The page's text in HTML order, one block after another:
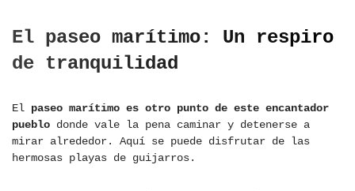
El paseo marítimo: Un respiro
de tranquilidad
El paseo marítimo es otro punto de este encantador
pueblo donde vale la pena caminar y detenerse a
mirar alrededor. Aquí se puede disfrutar de las
hermosas playas de guijarros.